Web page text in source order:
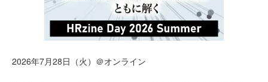
2026年7月28日（火）＠オンライン